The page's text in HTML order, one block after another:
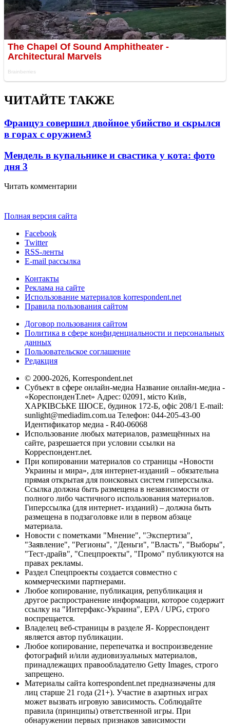
ЧИТАЙТЕ ТАКЖЕ
Француз совершил двойное убийство и скрылся
в горах с оружием3
Мендель в купальнике и свастика у кота: фото
дня 3
Читать комментарии
Полная версия сайта
Facebook
Twitter
RSS-ленты
E-mail рассылка
Контакты
Реклама на сайте
Использование материалов korrespondent.net
Правила пользования сайтом
Договор пользования сайтом
Политика в сфере конфиденциальности и персональных
данных
Пользовательское соглашение
Редакция
© 2000-2026, Korrespondent.net
Субъект в сфере онлайн-медиа Название онлайн-медиа -
«КореспонденТ.net» Адрес: 02091, місто Київ,
ХАРКІВСЬКЕ ШОСЕ, будинок 172-Б, офіс 208/1 E-mail:
sunlight@mediadim.com.ua Телефон: 044-205-43-00
Идентификатор медиа - R40-06068
Использование любых материалов, размещённых на
сайте, разрешается при условии ссылки на
Корреспондент.net.
При копировании материалов со страницы «Новости
Украины и мира», для интернет-изданий – обязательна
прямая открытая для поисковых систем гиперссылка.
Ссылка должна быть размещена в независимости от
полного либо частичного использования материалов.
Гиперссылка (для интернет- изданий) – должна быть
размещена в подзаголовке или в первом абзаце
материала.
Новости с пометками "Мнение", "Экспертиза",
"Заявление", "Регионы", "Деньги", "Власть", "Выборы",
"Тест-драйв", "Спецпроекты", "Промо" публикуются на
правах рекламы.
Раздел Спецпроекты создается совместно с
коммерческими партнерами.
Любое копирование, публикация, републикация и
другое распространение информации, которое содержит
ссылку на "Интерфакс-Украина", EPA / UPG, строго
воспрещается.
Владелец веб-страницы в разделе Я- Корреспондент
является автор публикации.
Любое копирование, перепечатка и воспроизведение
фотографий и/или аудиовизуальных материалов,
принадлежащих правообладателю Getty Images, строго
запрещено.
Материалы сайта korrespondent.net предназначены для
лиц старше 21 года (21+). Участие в азартных играх
может вызвать игровую зависимость. Соблюдайте
правила (принципы) ответственной игры. При
обнаружении первых признаков зависимости